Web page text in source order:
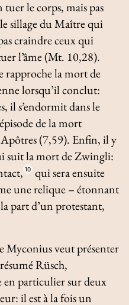
le corps, mais pas
sillage du Maître qui
craindre ceux qui
l’âme (Mt. 10,28).
la mort de
lorsqu’il conclut:
il s’endormit dans le
de la mort
(7,59). Enfin, il y
suit la mort de Zwingli:
10 qui sera ensuite
une relique – étonnant
part d’un protestant,
Myconius veut présenter
Rüsch,
en particulier sur deux
il est à la fois un